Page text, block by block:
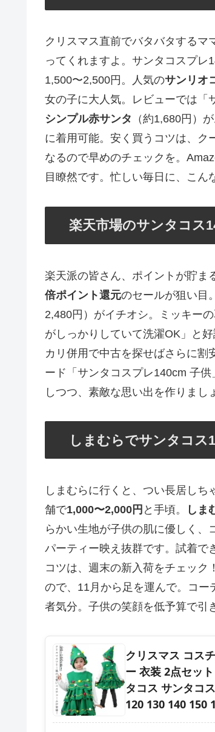
クリスマス直前でバタバタするマ
ってくれますよ。サンタコスプレ
1,500〜2,500円。人気のサンリオ
女の子に大人気。レビューでは「
シンプル赤サンタ （約1,680円）
に着用可能。安く買うコツは、ク
なるので早めのチェックを。
目瞭然です。忙しい毎日に、こん
楽天市場のサンタコス
楽天派の皆さん、ポイントが貯ま
倍ポイント還元のセールが狙い目
2,480円）がイチオシ。ミッキー
がしっかりしていて洗濯OK」と
カリ併用で中古を探せばさらに割
ード「サンタコスプレ140cm 子
しつつ、素敵な思い出を作りまし
しまむらでサンタコス
しまむらに行くと、つい長居し
舗で1,000〜2,000円 と手頃。 しま
らかい生地が子供の肌に優しく、
パーティー映え抜群です。試着で
コツは、週末の新入荷をチェック
ので、11月から足を運んで。コ
者気分。子供の笑顔を低予算で引
クリスマス コス
ー 衣装 2点セッ
タコス サンタコ
120 130 140 150